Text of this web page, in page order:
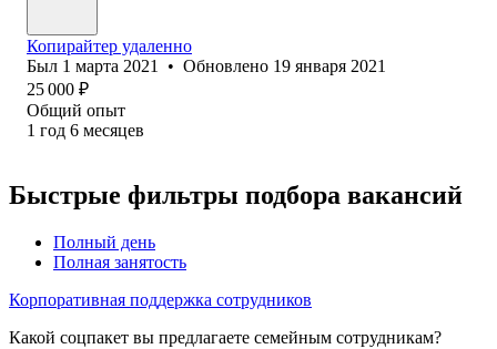
Копирайтер удаленно
Был 1 марта 2021 • Обновлено 19 января 2021
25 000 ₽
Общий опыт
1 год 6 месяцев
Быстрые фильтры подбора вакансий
Полный день
Полная занятость
Корпоративная поддержка сотрудников
Какой соцпакет вы предлагаете семейным сотрудникам?